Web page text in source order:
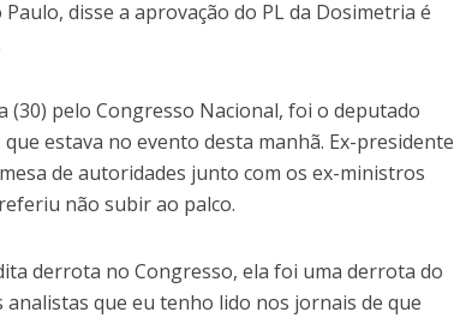
disse a aprovação do PL da Dosimetria é
pelo Congresso Nacional, foi o deputado
estava no evento desta manhã. Ex-presidente
de autoridades junto com os ex-ministros
não subir ao palco.
derrota no Congresso, ela foi uma derrota do
que eu tenho lido nos jornais de que